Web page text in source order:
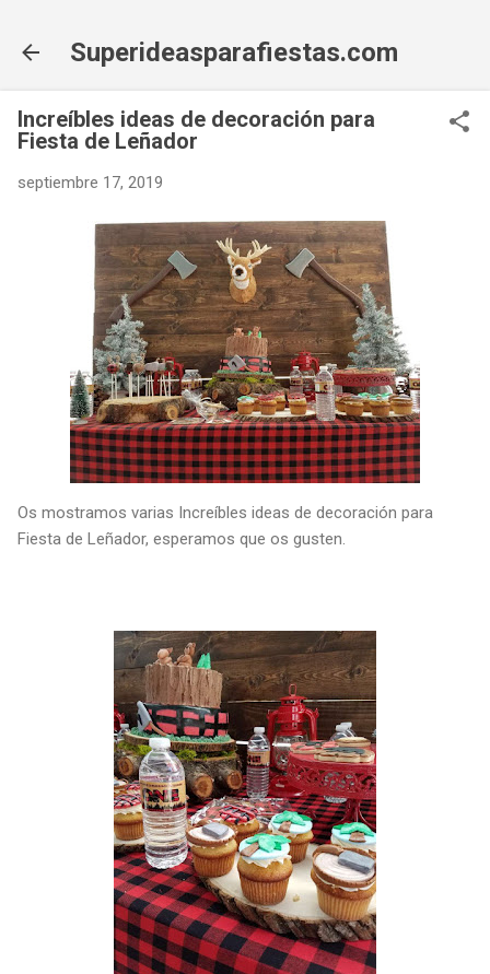
Superideasparafiestas.com
Increíbles ideas de decoración para
Fiesta de Leñador
septiembre 17, 2019
Os mostramos varias Increíbles ideas de decoración para
Fiesta de Leñador, esperamos que os gusten.